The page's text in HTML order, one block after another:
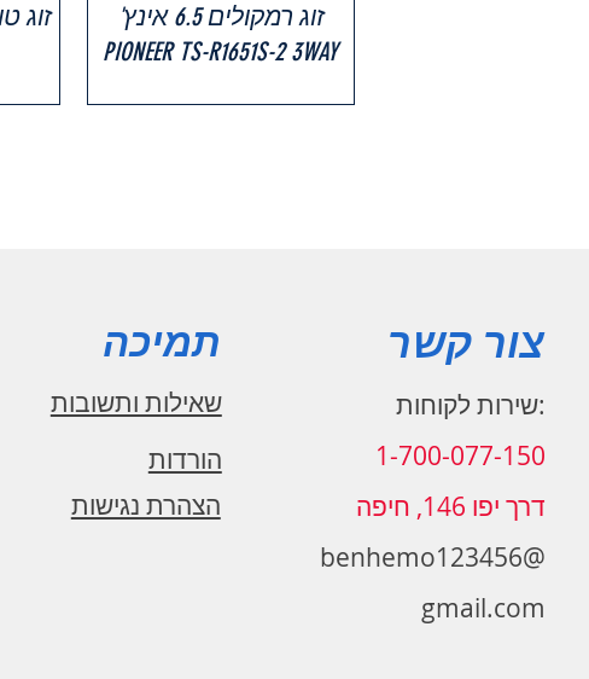
זוג רמקולים 6.5 אינץ'
PIONEER TS-R1651S-2 3WAY
תמיכה
שאילות ותשובות
הורדות
הצהרת נגישות
צור קשר
:שירות לקוחות
1-700-077-150
דרך יפו 146, חיפה
benhemo123456@
gmail.com